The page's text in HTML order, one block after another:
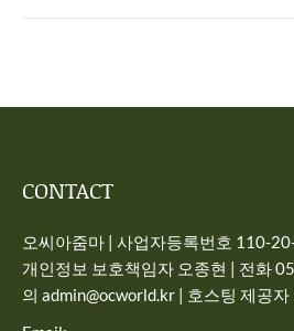
CONTACT
오씨아줌마 | 사업자등록번호 110-
개인정보 보호책임자 오종현 | 전화
의 admin@ocworld.kr | 호스팅 제공